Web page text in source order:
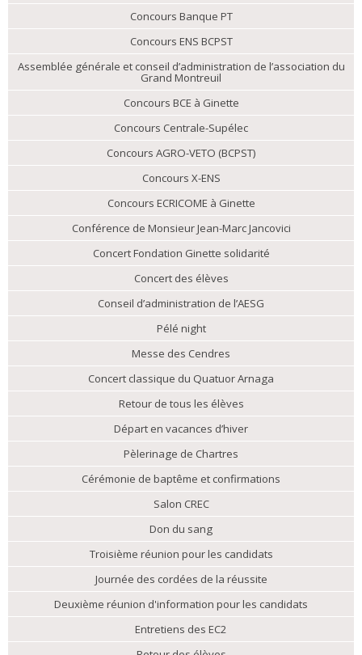
Concours Banque PT
Concours ENS BCPST
Assemblée générale et conseil d’administration de l’association du
Grand Montreuil
Concours BCE à Ginette
Concours Centrale-Supélec
Concours AGRO-VETO (BCPST)
Concours X-ENS
Concours ECRICOME à Ginette
Conférence de Monsieur Jean-Marc Jancovici
Concert Fondation Ginette solidarité
Concert des élèves
Conseil d’administration de l’AESG
Pélé night
Messe des Cendres
Concert classique du Quatuor Arnaga
Retour de tous les élèves
Départ en vacances d’hiver
Pèlerinage de Chartres
Cérémonie de baptême et confirmations
Salon CREC
Don du sang
Troisième réunion pour les candidats
Journée des cordées de la réussite
Deuxième réunion d'information pour les candidats
Entretiens des EC2